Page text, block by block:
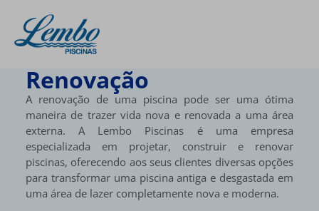
Renovação
A renovação de uma piscina pode ser uma ótima
maneira de trazer vida nova e renovada a uma área
externa. A Lembo Piscinas é uma empresa
especializada em projetar, construir e renovar
piscinas, oferecendo aos seus clientes diversas opções
para transformar uma piscina antiga e desgastada em
uma área de lazer completamente nova e moderna.